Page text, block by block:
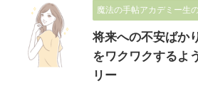
魔法の手帖アカデミー生
将来への不安ばか
をワクワクするよ
リー